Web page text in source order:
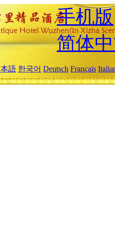
手机版
简体
本語 한국어 Deutsch Français